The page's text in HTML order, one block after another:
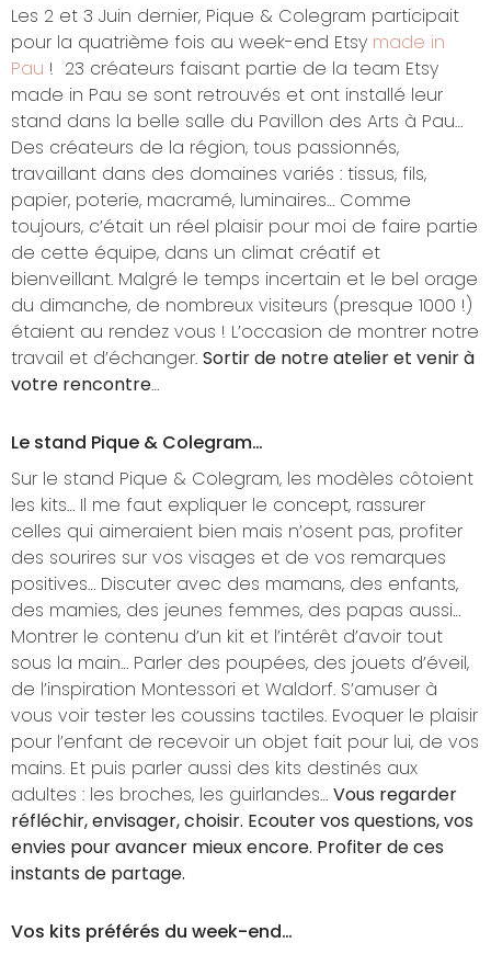
Les 2 et 3 Juin dernier, Pique & Colegram participait
pour la quatrième fois au week-end Etsy made in
Pau ! 23 créateurs faisant partie de la team Etsy
made in Pau se sont retrouvés et ont installé leur
stand dans la belle salle du Pavillon des Arts à Pau…
Des créateurs de la région, tous passionnés,
travaillant dans des domaines variés : tissus, fils,
papier, poterie, macramé, luminaires… Comme
toujours, c’était un réel plaisir pour moi de faire partie
de cette équipe, dans un climat créatif et
bienveillant. Malgré le temps incertain et le bel orage
du dimanche, de nombreux visiteurs (presque 1000 !)
étaient au rendez vous ! L’occasion de montrer notre
travail et d’échanger. Sortir de notre atelier et venir à
votre rencontre…
Le stand Pique & Colegram…
Sur le stand Pique & Colegram, les modèles côtoient
les kits… Il me faut expliquer le concept, rassurer
celles qui aimeraient bien mais n’osent pas, profiter
des sourires sur vos visages et de vos remarques
positives… Discuter avec des mamans, des enfants,
des mamies, des jeunes femmes, des papas aussi…
Montrer le contenu d’un kit et l’intérêt d’avoir tout
sous la main… Parler des poupées, des jouets d’éveil,
de l’inspiration Montessori et Waldorf. S’amuser à
vous voir tester les coussins tactiles. Evoquer le plaisir
pour l’enfant de recevoir un objet fait pour lui, de vos
mains. Et puis parler aussi des kits destinés aux
adultes : les broches, les guirlandes… Vous regarder
réfléchir, envisager, choisir. Ecouter vos questions, vos
envies pour avancer mieux encore. Profiter de ces
instants de partage.
Vos kits préférés du week-end…